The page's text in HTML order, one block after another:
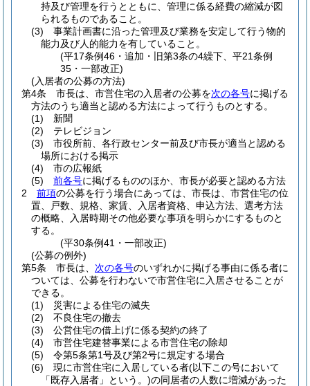
持及び管理を行うとともに、管理に係る経費の縮減が図
られるものであること。
(3)
事業計画書に沿った管理及び業務を安定して行う物的
能力及び人的能力を有していること。
(平17条例46・追加・旧第3条の4繰下、平21条例
35・一部改正)
(入居者の公募の方法)
第4条
市長は、市営住宅の入居者の公募を次の各号に掲げる
方法のうち適当と認める方法によって行うものとする。
(1)
新聞
(2)
テレビジョン
(3)
市役所前、各行政センター前及び市長が適当と認める
場所における掲示
(4)
市の広報紙
(5)
前各号に掲げるもののほか、市長が必要と認める方法
2
前項の公募を行う場合にあっては、市長は、市営住宅の位
置、戸数、規格、家賃、入居者資格、申込方法、選考方法
の概略、入居時期その他必要な事項を明らかにするものと
する。
(平30条例41・一部改正)
(公募の例外)
第5条
市長は、 次の各号のいずれかに掲げる事由に係る者に
ついては、公募を行わないで市営住宅に入居させることが
できる。
(1)
災害による住宅の滅失
(2)
不良住宅の撤去
(3)
公営住宅の借上げに係る契約の終了
(4)
市営住宅建替事業による市営住宅の除却
(5)
令第5条第1号及び第2号に規定する場合
(6)
現に市営住宅に入居している者(以下この号において
「既存入居者」という。)の同居者の人数に増減があった